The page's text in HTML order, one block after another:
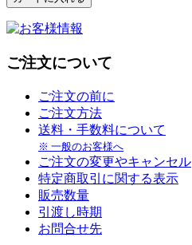
ご注文について
ご注文の前に
ご注文方法
送料・手数料について
※ 一般のお客様へ
ご注文の変更やキャンセル
特定商取引に関する表示
販売数量
引渡し時期
お問合せ先